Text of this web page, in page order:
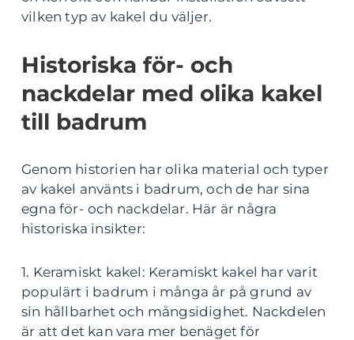
vilken typ av kakel du väljer.
Historiska för- och
nackdelar med olika kakel
till badrum
Genom historien har olika material och typer
av kakel använts i badrum, och de har sina
egna för- och nackdelar. Här är några
historiska insikter:
1. Keramiskt kakel: Keramiskt kakel har varit
populärt i badrum i många år på grund av
sin hållbarhet och mångsidighet. Nackdelen
är att det kan vara mer benäget för